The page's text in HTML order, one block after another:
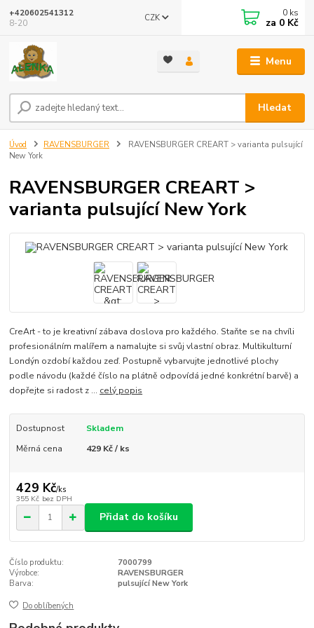
Menu
CZK
Hledat
+420602541312
8-20
0 ks
za 0 Kč
Úvod RAVENSBURGER
RAVENSBURGER CREART > varianta pulsující
New York
RAVENSBURGER CREART >
varianta pulsující New York
CreArt - to je kreativní zábava doslova pro každého. Staňte se na chvíli
profesionálním malířem a namalujte si svůj vlastní obraz. Multikulturní
Londýn ozdobí každou zeď. Postupně vybarvujte jednotlivé plochy
podle návodu (každé číslo na plátně odpovídá jedné konkrétní barvě) a
dopřejte si radost z ... celý popis
Dostupnost
Skladem
Měrná cena
429 Kč / ks
429 Kč/ks
355 Kč bez DPH
Přidat do košíku
Číslo produktu:
7000799
Výrobce:
RAVENSBURGER
Barva:
pulsující New York
Do oblíbených